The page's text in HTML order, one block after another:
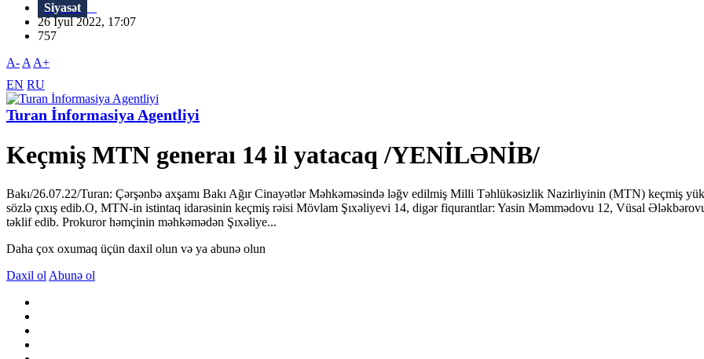
Siyasət
26 İyul 2022, 17:07
757
A- A A+
EN RU
Turan İnformasiya Agentliyi
Keçmiş MTN generaı 14 il yatacaq /YENİLƏNİB/
Bakı/26.07.22/Turan: Çərşənbə axşamı Bakı Ağır Cinayətlər Məhkəməsində ləğv edilmiş Milli Təhlükəsizlik Nazirliyinin (MTN) keçmiş
sözlə çıxış edib.O, MTN-in istintaq idarəsinin keçmiş rəisi Mövlam Şıxəliyevi 14, digər fiqurantlar: Yasin Məmmədovu 12, Vüsal
təklif edib. Prokuror həmçinin məhkəmədən Şıxəliye...
Daha çox oxumaq üçün daxil olun və ya abunə olun
Daxil ol Abunə ol